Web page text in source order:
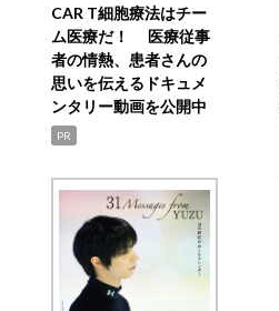
CAR T細胞療法はチー
ム医療だ！ 医療従事
者の情熱、患者さんの
思いを伝えるドキュメ
ンタリー動画を公開中
PR